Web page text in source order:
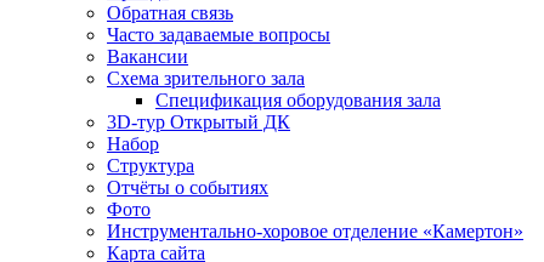
Обратная связь
Часто задаваемые вопросы
Вакансии
Схема зрительного зала
Спецификация оборудования зала
3D-тур Открытый ДК
Набор
Структура
Отчёты о событиях
Фото
Инструментально-хоровое отделение «Камертон»
Карта сайта